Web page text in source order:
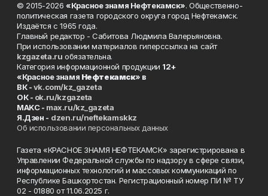
© 2015-2026 «Красное знамя Нефтекамск». Общественно-
политическая газета городского округа город Нефтекамск.
Издаётся с 1965 года.
Главный редактор - Сабитова Людмила Валерьяновна.
При использовании материалов гиперссылка на сайт
kzgazeta.ru обязательна.
Категория информационной продукции 12+
«Красное знамя Нефтекамск» в
ВК -vk.com/kz_gazeta
ОК - ok.ru/kzgazeta
MAKC - max.ru/kz_gazeta
Я.Дзен - dzen.ru/neftekamskkz
Об использовании персональных данных
Газета «КРАСНОЕ ЗНАМЯ НЕФТЕКАМСК» зарегистрирована в
Управлении Федеральной службы по надзору в сфере связи,
информационных технологий и массовых коммуникаций по
Республике Башкортостан. Регистрационный номер ПИ № ТУ
02 - 01880 от 11.06.2025 г.